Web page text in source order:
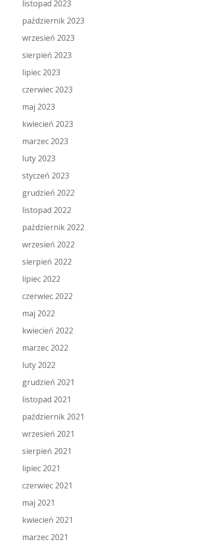
listopad 2023
październik 2023
wrzesień 2023
sierpień 2023
lipiec 2023
czerwiec 2023
maj 2023
kwiecień 2023
marzec 2023
luty 2023
styczeń 2023
grudzień 2022
listopad 2022
październik 2022
wrzesień 2022
sierpień 2022
lipiec 2022
czerwiec 2022
maj 2022
kwiecień 2022
marzec 2022
luty 2022
grudzień 2021
listopad 2021
październik 2021
wrzesień 2021
sierpień 2021
lipiec 2021
czerwiec 2021
maj 2021
kwiecień 2021
marzec 2021